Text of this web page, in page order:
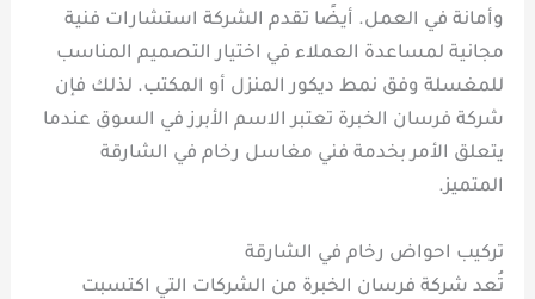
وأمانة في العمل. أيضًا تقدم الشركة استشارات فنية
مجانية لمساعدة العملاء في اختيار التصميم المناسب
للمغسلة وفق نمط ديكور المنزل أو المكتب. لذلك فإن
شركة فرسان الخبرة تعتبر الاسم الأبرز في السوق عندما
يتعلق الأمر بخدمة فني مغاسل رخام في الشارقة
المتميز.
تركيب احواض رخام في الشارقة
تُعد شركة فرسان الخبرة من الشركات التي اكتسبت